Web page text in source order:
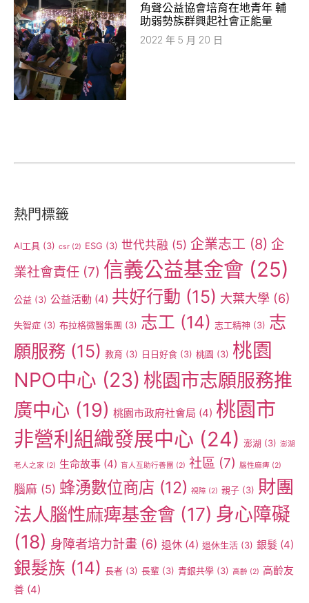
角聲公益協會培育在地青年 輔
助弱勢族群興起社會正能量
2022 年 5 月 20 日
熱門標籤
AI工具 (3) csr (2) ESG (3) 世代共融 (5) 企業志工 (8) 企
業社會責任 (7) 信義公益基金會 (25)
公益 (3) 公益活動 (4) 共好行動 (15) 大葉大學 (6)
失智症 (3) 布拉格微醫集團 (3) 志工 (14) 志工精神 (3) 志
願服務 (15) 教育 (3) 日日好食 (3) 桃園 (3) 桃園
NPO中心 (23) 桃園市志願服務推
廣中心 (19) 桃園市政府社會局 (4) 桃園市
非營利組織發展中心 (24) 澎湖 (3) 澎湖
老人之家 (2) 生命故事 (4) 盲人互助行善團 (2) 社區 (7) 腦性麻痺 (2)
腦麻 (5) 蜂湧數位商店 (12) 視障 (2) 親子 (3) 財團
法人腦性麻痺基金會 (17) 身心障礙
(18) 身障者培力計畫 (6) 退休 (4) 退休生活 (3) 銀髮 (4)
銀髮族 (14) 長者 (3) 長輩 (3) 青銀共學 (3) 高齡 (2) 高齡友
善 (4)